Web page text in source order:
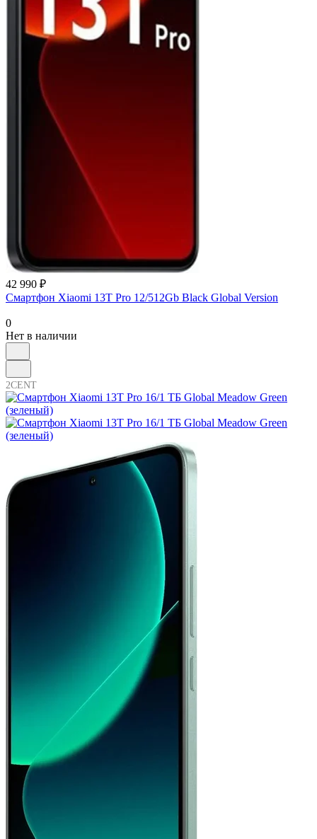
42 990 ₽
Смартфон Xiaomi 13T Pro 12/512Gb Black Global Version
0
Нет в наличии
2CENT